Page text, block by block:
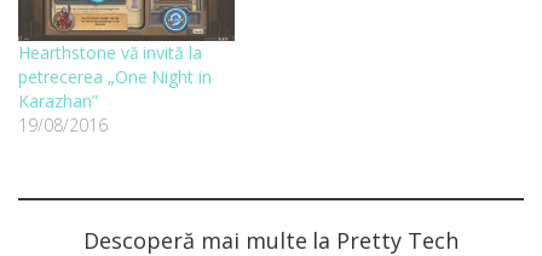
Hearthstone vă invită la
petrecerea „One Night in
Karazhan”
19/08/2016
Descoperă mai multe la Pretty Tech